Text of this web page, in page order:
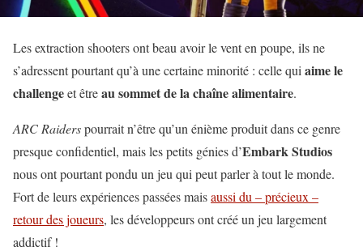
Les extraction shooters ont beau avoir le vent en poupe, ils ne
s’adressent pourtant qu’à une certaine minorité : celle qui aime le
challengeet êtreau sommet de la chaîne alimentaire.
ARC Raiderspourrait n’être qu’un énième produit dans ce genre
presque confidentiel, mais les petits génies d’Embark Studios
nous ont pourtant pondu un jeu qui peut parler à tout le monde.
Fort de leurs expériences passées maisaussi du – précieux –
retour des joueurs, les développeurs ont créé un jeu largement
addictif !